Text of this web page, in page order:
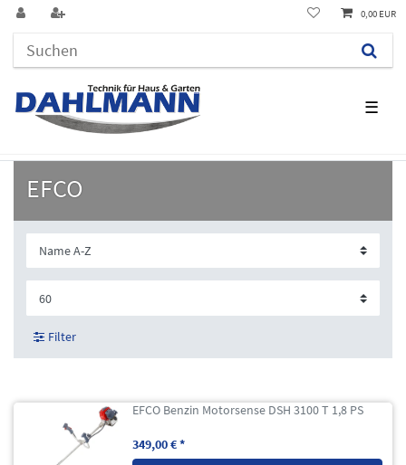
☰
0,00 EUR
EFCO
Filter
EFCO Benzin Motorsense DSH 3100 T 1,8 PS
349,00 € *